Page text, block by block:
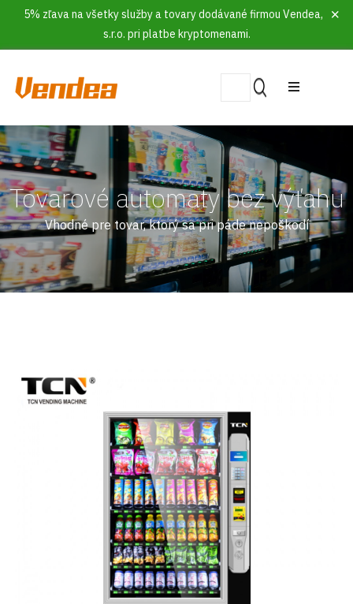
5% zľava na všetky služby a tovary dodávané firmou Vendea,
s.r.o. pri platbe kryptomenami.
Tovarové automaty bez výťahu
Vhodné pre tovar, ktorý sa pri páde nepoškodí